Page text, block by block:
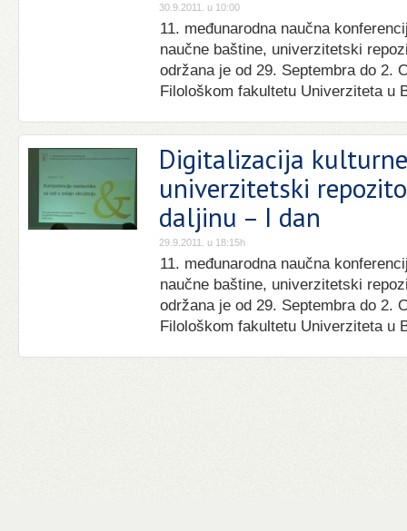
30.9.2011. u 10:00
11. međunarodna naučna
naučne baštine, univerzitetski
održana je od 29. Septembra do 2.
Filološkom fakultetu Univerziteta u
Digitalizacija
univerzitetski
daljinu – I dan
29.9.2011. u 18:15h
11. međunarodna naučna
naučne baštine, univerzitetski
održana je od 29. Septembra do 2.
Filološkom fakultetu Univerziteta u